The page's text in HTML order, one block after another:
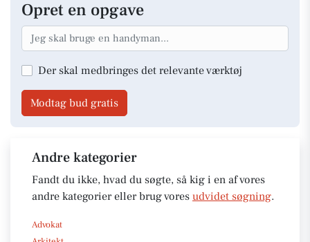
Opret en opgave
Der skal medbringes det relevante værktøj
Modtag bud gratis
Andre kategorier
Fandt du ikke, hvad du søgte, så kig i en af vores
andre kategorier eller brug vores udvidet søgning.
Advokat